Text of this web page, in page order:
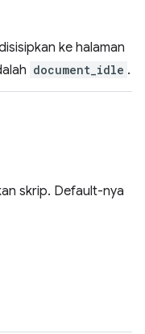
ke halaman
document_idle .
skrip. Default-nya